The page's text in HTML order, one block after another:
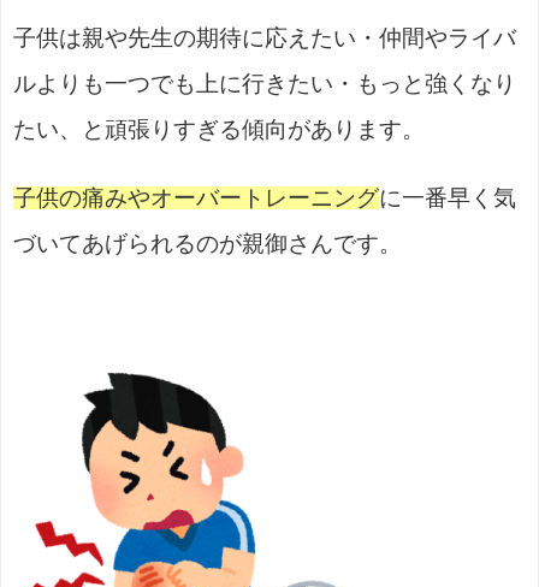
子供は親や先生の期待に応えたい・仲間やライバ
ルよりも一つでも上に行きたい・もっと強くなり
たい、と頑張りすぎる傾向があります。
子供の痛みやオーバートレーニングに一番早く気
づいてあげられるのが親御さんです。